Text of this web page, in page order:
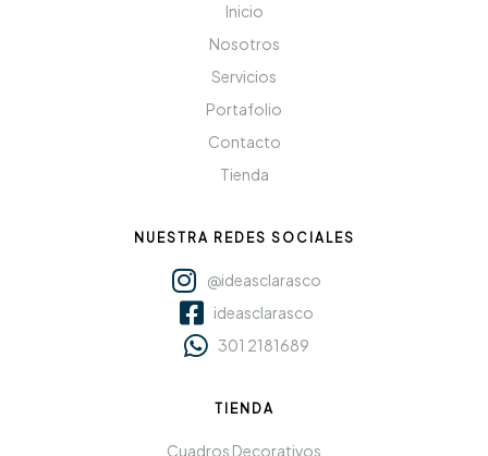
Inicio
Nosotros
Servicios
Portafolio
Contacto
Tienda
NUESTRA REDES SOCIALES
@ideasclarasco
ideasclarasco
301 2181689
TIENDA
Cuadros Decorativos